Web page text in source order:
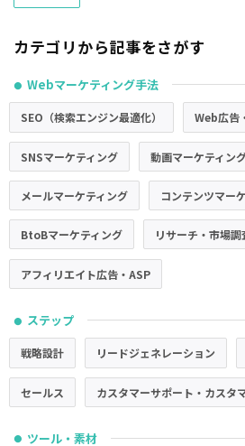
カテゴリから記事をさがす
● Webマーケティング手法
SEO（検索エンジン最適化） Web広告
SNSマーケティング 動画マーケティン
メールマーケティング コンテンツマー
BtoBマーケティング リサーチ・市場調
アフィリエイト広告・ASP
● ステップ
戦略設計 リードジェネレーション
セールス カスタマーサポート・カスタ
● ツール・素材